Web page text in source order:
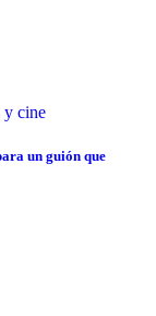
y cine
un guión que